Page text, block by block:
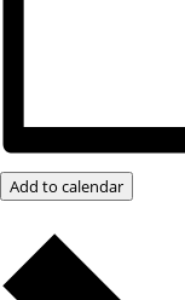
Add to calendar